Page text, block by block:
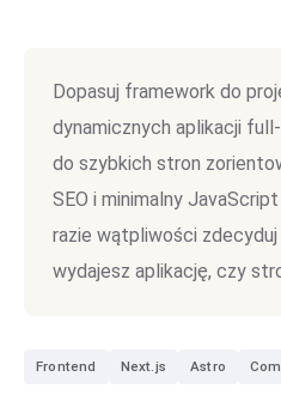
Dopasuj framework do
dynamicznych aplikacji
do szybkich stron
SEO i minimalny
razie wątpliwości
wydajesz aplikację, czy
Frontend Next.js Astro